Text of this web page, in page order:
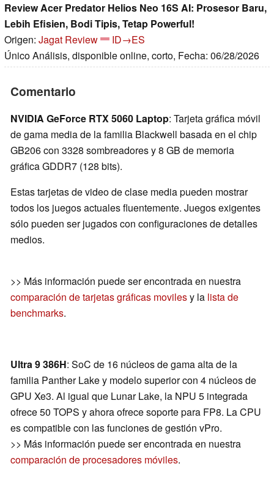
Review Acer Predator Helios Neo 16S AI: Prosesor Baru,
Lebih Efisien, Bodi Tipis, Tetap Powerful!
Origen: Jagat Review
ID→ES
Único Análisis, disponible online, corto, Fecha: 06/28/2026
Comentario
NVIDIA GeForce RTX 5060 Laptop: Tarjeta gráfica móvil
de gama media de la familia Blackwell basada en el chip
GB206 con 3328 sombreadores y 8 GB de memoria
gráfica GDDR7 (128 bits).
Estas tarjetas de video de clase media pueden mostrar
todos los juegos actuales fluentemente. Juegos exigentes
sólo pueden ser jugados con configuraciones de detalles
medios.
>> Más información puede ser encontrada en nuestra
comparación de tarjetas gráficas movilesy la lista de
benchmarks.
Ultra 9 386H: SoC de 16 núcleos de gama alta de la
familia Panther Lake y modelo superior con 4 núcleos de
GPU Xe3. Al igual que Lunar Lake, la NPU 5 integrada
ofrece 50 TOPS y ahora ofrece soporte para FP8. La CPU
es compatible con las funciones de gestión vPro.
>> Más información puede ser encontrada en nuestra
comparación de procesadores móviles.